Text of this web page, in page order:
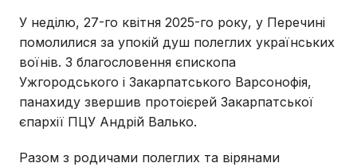
У неділю, 27-го квітня 2025-го року, у Перечині
помолилися за упокій душ полеглих українських
воїнів. З благословення єпископа
Ужгородського і Закарпатського Варсонофія,
панахиду звершив протоієрей Закарпатської
єпархії ПЦУ Андрій Валько.
Разом з родичами полеглих та вірянами